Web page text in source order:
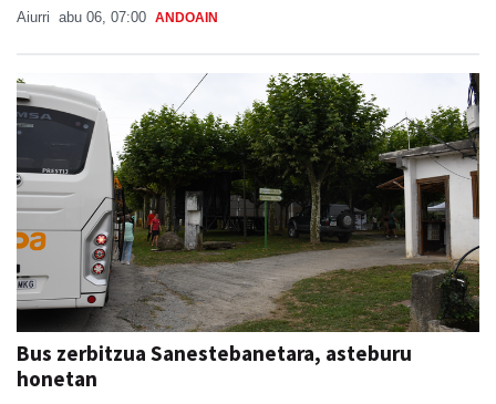
Aiurri abu 06, 07:00 ANDOAIN
Bus zerbitzua Sanestebanetara, asteburu
honetan